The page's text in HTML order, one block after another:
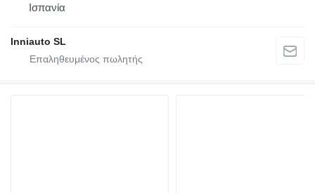
Ισπανία
Inniauto SL